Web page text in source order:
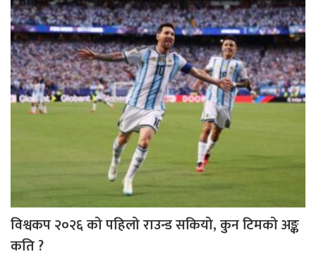
विश्वकप २०२६ को पहिलो राउन्ड सकियो, कुन टिमको अङ्क
कति ?